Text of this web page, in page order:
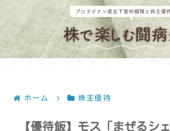
ホーム 株主優待
【優待飯】モス「まぜるシ